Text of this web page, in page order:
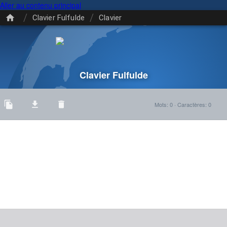
Aller au contenu principal
/ Clavier Fulfulde / Clavier
Clavier Fulfulde
Mots: 0· Caractères: 0